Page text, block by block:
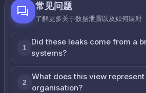
常见问题
了解更多关于数据泄露以及如何应对
1
Did these leaks come from a
systems?
2
What does this view
organisation?